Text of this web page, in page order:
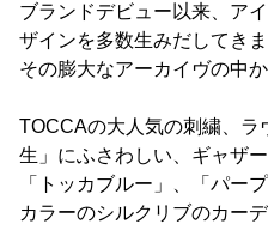
ブランドデビュー以来、ア
ザインを多数生みだしてきま
その膨大なアーカイヴの中
TOCCAの大人気の刺繍、ラ
生」にふさわしい、ギャザ
「トッカブルー」、「パー
カラーのシルクリブのカーデ